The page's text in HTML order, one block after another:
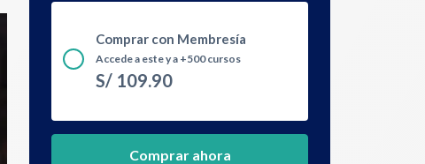
Comprar con Membresía
Accede a este y a +500 cursos
S/ 109.90
Comprar ahora